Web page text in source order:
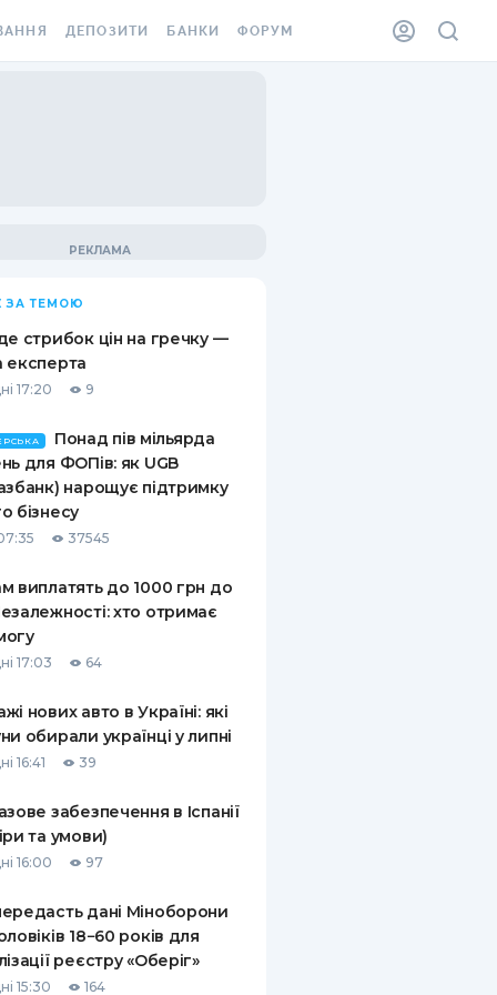
ВІНЬЄТКА
ВІД
ВИПАДКІВ
ПО
ПОЛІСИ
КОМПАНІЇ
І ОПЛАТА
ДЕПОЗИТИ
ПИТАННЯ ТА ВІДПОВІДІ
ПУТІВНИКИ ПО
БАНКИ ФОРУМ
ЗА ТЕМОЮ
стрибок цін на гречку —
експерта
17:20 9
Понад пів мільярда
для ФОПів: як UGB
нарощує підтримку
бізнесу
37545
виплатять до 1000 грн до
хто отримає
17:03 64
нових авто в Україні: які
обирали українці у липні
16:41 39
забезпечення в Іспанії
та умови)
16:00 97
дані Міноборони
18−60 років для
реєстру «Оберіг»
15:30 164